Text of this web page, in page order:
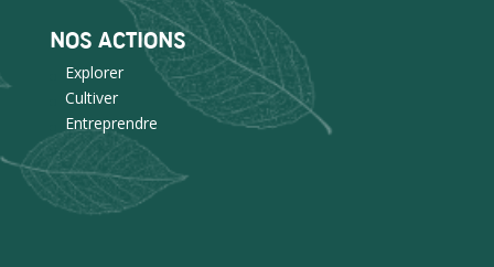
NOS ACTIONS
Explorer
Cultiver
Entreprendre